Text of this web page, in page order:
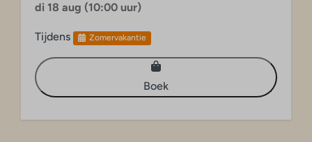
di 18 aug (10:00 uur)
Tijdens Zomervakantie
Boek